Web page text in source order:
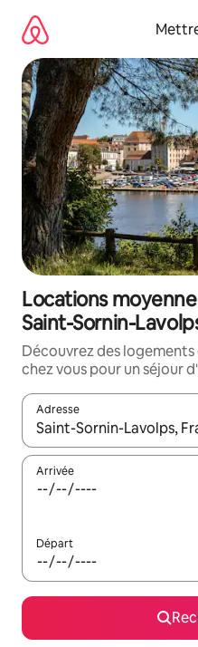
directement
contenu
Locations
Saint-Sornin-
Découvrez des
chez vous pour un séjour
Adresse
Lorsque les résultats
Arrivée
Départ